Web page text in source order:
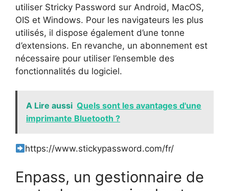
utiliser Stricky Password sur Android, MacOS,
OIS et Windows. Pour les navigateurs les plus
utilisés, il dispose également d’une tonne
d’extensions. En revanche, un abonnement est
nécessaire pour utiliser l’ensemble des
fonctionnalités du logiciel.
A Lire aussi Quels sont les avantages d'une
imprimante Bluetooth ?
https://www.stickypassword.com/fr/
Enpass, un gestionnaire de